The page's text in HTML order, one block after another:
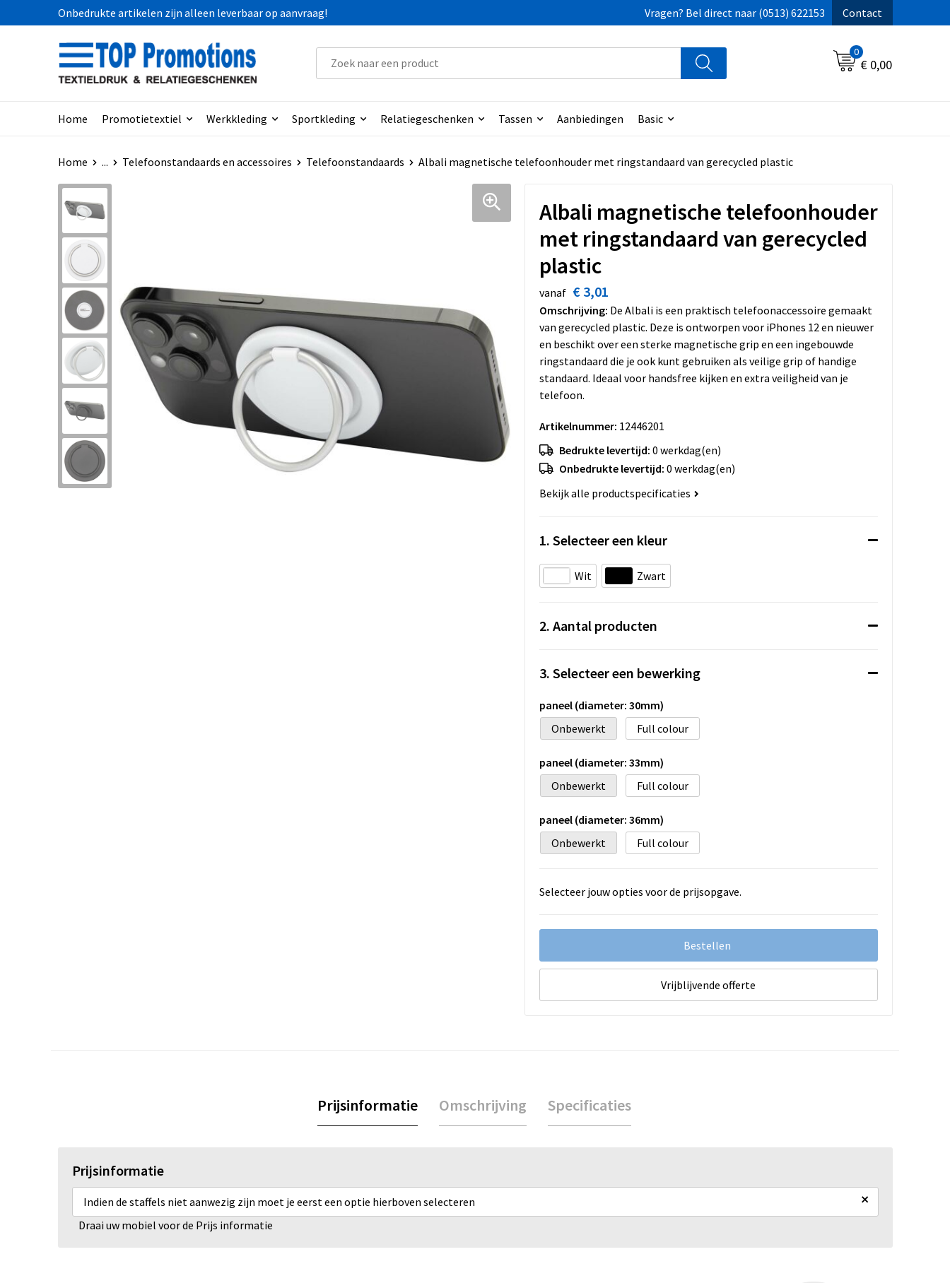
Onbedrukte artikelen zijn alleen leverbaar op aanvraag! Vragen? Bel direct naar (0513) 622153 Contact
0
€ 0,00
Home Promotietextiel Werkkleding Sportkleding Relatiegeschenken Tassen Aanbiedingen Basic
Home ... Telefoonstandaards en accessoires Telefoonstandaards Albali magnetische telefoonhouder met ringstandaard van gerecycled plastic
Albali magnetische telefoonhouder
met ringstandaard van gerecycled
plastic
vanaf € 3,01
Omschrijving: De Albali is een praktisch telefoonaccessoire gemaakt
van gerecycled plastic. Deze is ontworpen voor iPhones 12 en nieuwer
en beschikt over een sterke magnetische grip en een ingebouwde
ringstandaard die je ook kunt gebruiken als veilige grip of handige
standaard. Ideaal voor handsfree kijken en extra veiligheid van je
telefoon.
Artikelnummer: 12446201
Bedrukte levertijd: 0 werkdag(en)
Onbedrukte levertijd: 0 werkdag(en)
Bekijk alle productspecificaties
1. Selecteer een kleur
Wit Zwart
2. Aantal producten
3. Selecteer een bewerking
paneel (diameter: 30mm)
Onbewerkt
Full colour
paneel (diameter: 33mm)
Onbewerkt
Full colour
paneel (diameter: 36mm)
Onbewerkt
Full colour
Selecteer jouw opties voor de prijsopgave.
Bestellen
Vrijblijvende offerte
Prijsinformatie Omschrijving Specificaties
Prijsinformatie
Indien de staffels niet aanwezig zijn moet je eerst een optie hierboven selecteren ×
Draai uw mobiel voor de Prijs informatie